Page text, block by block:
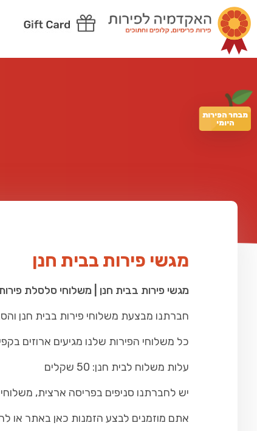
מבחר הפירות
היומי
מגשי פירות בבית חנן
מגשי פירות בבית חנן | משלוחי סלסלת
חברתנו מבצעת משלוחי פירות בבית חנן
כל משלוחי הפירות שלנו מגיעים ארוזים
עלות משלוח לבית חנן: 50 שקלים
יש לחברתנו סניפים בפריסה ארצית,
אתם מוזמנים לבצע הזמנות כאן באתר או